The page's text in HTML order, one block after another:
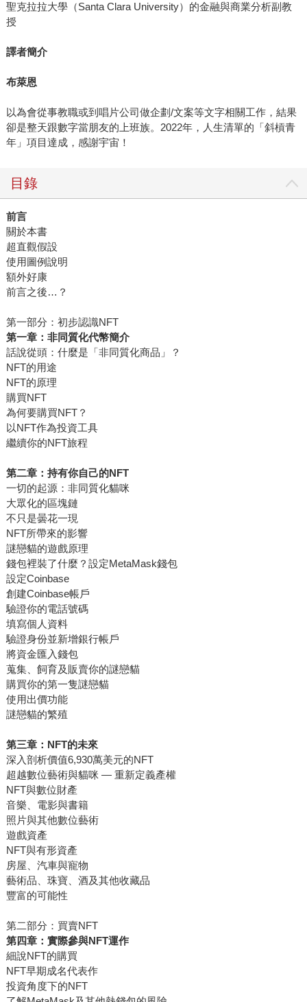
聖克拉拉大學（Santa Clara University）的金融與商業分析副教
授
譯者簡介
布萊恩
以為會從事教職或到唱片公司做企劃/文案等文字相關工作，結果
卻是整天跟數字當朋友的上班族。2022年，人生清單的「斜槓青
年」項目達成，感謝宇宙！
目錄
前言
關於本書
超直觀假設
使用圖例說明
額外好康
前言之後…？
第一部分：初步認識NFT
第一章：非同質化代幣簡介
話說從頭：什麼是「非同質化商品」？
NFT的用途
NFT的原理
購買NFT
為何要購買NFT？
以NFT作為投資工具
繼續你的NFT旅程
第二章：持有你自己的NFT
一切的起源：非同質化貓咪
大眾化的區塊鏈
不只是曇花一現
NFT所帶來的影響
謎戀貓的遊戲原理
錢包裡裝了什麼？設定MetaMask錢包
設定Coinbase
創建Coinbase帳戶
驗證你的電話號碼
填寫個人資料
驗證身份並新增銀行帳戶
將資金匯入錢包
蒐集、飼育及販賣你的謎戀貓
購買你的第一隻謎戀貓
使用出價功能
謎戀貓的繁殖
第三章：NFT的未來
深入剖析價值6,930萬美元的NFT
超越數位藝術與貓咪 — 重新定義產權
NFT與數位財產
音樂、電影與書籍
照片與其他數位藝術
遊戲資產
NFT與有形資產
房屋、汽車與寵物
藝術品、珠寶、酒及其他收藏品
豐富的可能性
第二部分：買賣NFT
第四章：實際參與NFT運作
細說NFT的購買
NFT早期成名代表作
投資角度下的NFT